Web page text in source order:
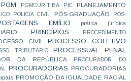
PGM PGMCURITIBA PIC PLANEJAMENTO
POLICIA CIVIL PÓS-GRADUAÇÃO
PÓS-
EMÍLIO prática jurídica
PRINCÍPIOS
PROCEDIMENTO
CIVIL
PROCESSO COLETIVO
TRIBUTÁRIO
PROCESSUAL PENAL
DA REPÚBLICA
PROCURADOR DO
PROCURADORIAS PROCURADORIAS
PROMOÇÃO DA IGUALDADE RACIAL